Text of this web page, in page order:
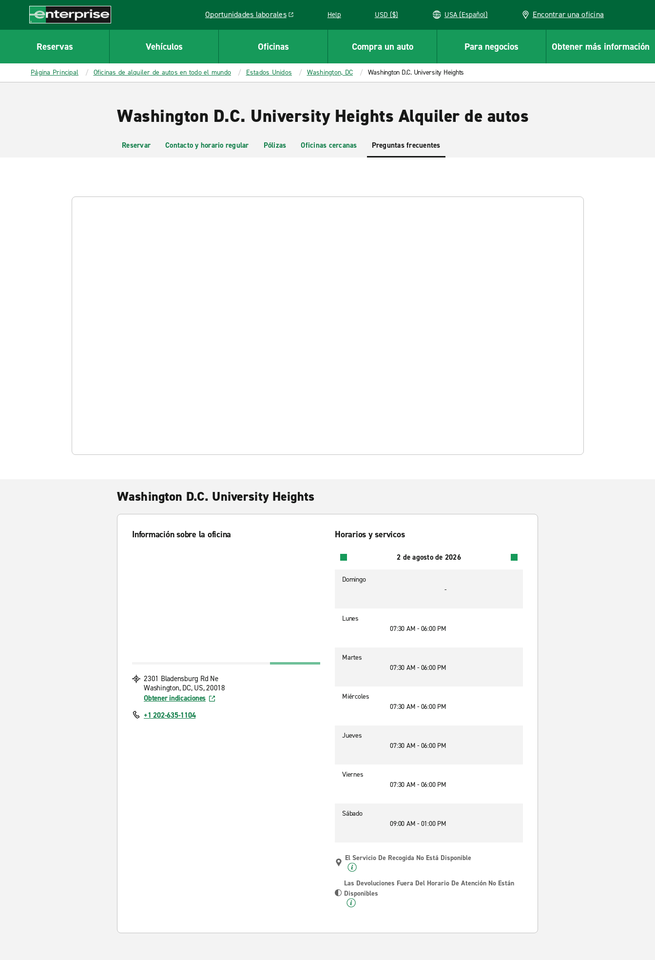
CONTENT
Enterprise
Oportunidades laborales
Link opens in a new window Help USD ($) USA (Español) Encontrar una oficina
Reservas Vehículos Oficinas Compra un auto Para negocios Obtener más información
Página Principal Oficinas de alquiler de autos en todo el mundo Estados Unidos Washington, DC Washington D.C. University Heights
Washington D.C. University Heights Alquiler de autos
Reservar Contacto y horario regular Pólizas Oficinas cercanas Preguntas frecuentes
Washington D.C. University Heights
Información sobre la oficina
2301 Bladensburg Rd Ne
Washington, DC, US, 20018
Obtener indicaciones
+1 202-635-1104
Horarios y servicos
2 de agosto de 2026
Domingo
-
Lunes
07:30 AM - 06:00 PM
Martes
07:30 AM - 06:00 PM
Miércoles
07:30 AM - 06:00 PM
Jueves
07:30 AM - 06:00 PM
Viernes
07:30 AM - 06:00 PM
Sábado
09:00 AM - 01:00 PM
El Servicio De Recogida No Está Disponible
Las Devoluciones Fuera Del Horario De Atención No Están
Disponibles